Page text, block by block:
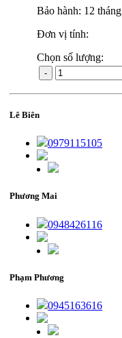
Bảo hành: 12 tháng
Đơn vị tính:
Chọn số lượng:
-
Lê Biên
0979115105
Phương Mai
0948426116
Phạm Phương
0945163616